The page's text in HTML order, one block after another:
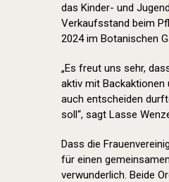
das Kinder- und
Verkaufsstand beim
2024 im Botanischen
„Es freut uns sehr,
aktiv mit Backaktionen
auch entscheiden
soll“, sagt Lasse
Dass die
für einen
verwunderlich. Beide